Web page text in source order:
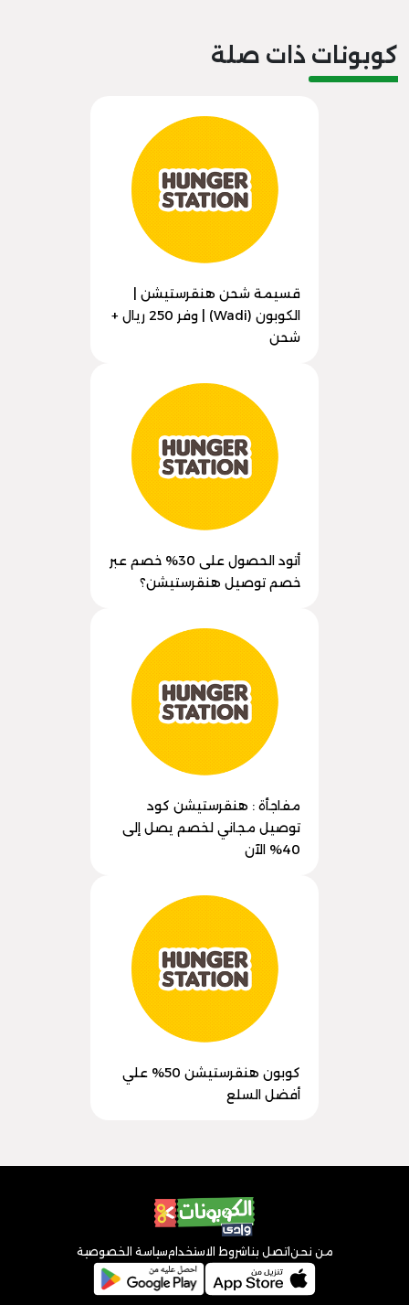
كوبونات ذات صلة
قسيمة شحن هنقرستيشن |
الكوبون (Wadi) | وفر 250 ريال +
شحن
أتود الحصول على 30% خصم عبر
خصم توصيل هنقرستيشن؟
مفاجأة : هنقرستيشن كود
توصيل مجاني لخصم يصل إلى
40% الآن
كوبون هنقرستيشن 50% علي
أفضل السلع
من نحن اتصل بنا شروط الاستخدامسياسة الخصوصية